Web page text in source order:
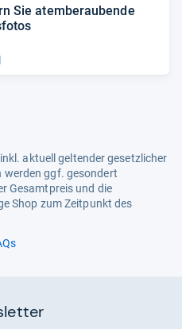
Sie atem­be­rau­bende
aktuell geltender gesetzlicher
werden ggf. gesondert
Gesamtpreis und die
Shop zum Zeitpunkt des